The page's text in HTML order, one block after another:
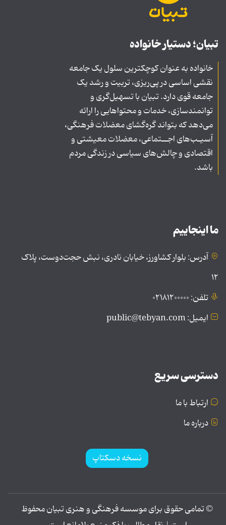
تبیان؛ دستیار خانواده
خانواده به عنوان کوچکترین سلول یک جامعه
نقشی اساسی در پی‌ریزی، تربیت و رشد یک
جامعه قوی دارد. تبیان با تسهیل‌گری و
توانمندسازی، خدمات و محتواهایی را ارائه
می‌دهد که بتواند گره‌گشای معضلات فرهنگی،
آسیـب‌های اجــتماعی، معضلات معیشتی و
اقتصادی و چالش‌های سیاسی در زندگی مردم
باشد.
ما اینجاییم
آدرس: بلوار کشاورز، خیابان نادری، نبش حجت‌دوست، پلاک
۱۲
تلفن: ۰۲۱۸۱۲۰۰۰۰۰
ایمیل: public@tebyan.com
دسترسی سریع
ارتباط با ما
درباره ما
نسخه دسکتاپ
© تمامی حقوق برای موسسه فرهنگی و هنری تبیان محفوظ